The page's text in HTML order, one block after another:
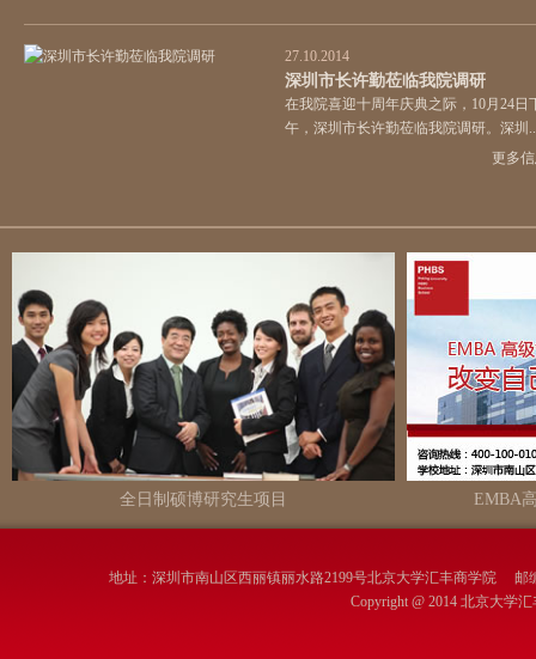
27.10.2014
深圳市长许勤莅临我院调研
在我院喜迎十周年庆典之际，10月24日
午，深圳市长许勤莅临我院调研。深圳
更多
全日制硕博研究生项目 EMBA
地址：深圳市南山区西丽镇丽水路2199号北京大学汇丰商学院
Copyright @ 2014 北京大学